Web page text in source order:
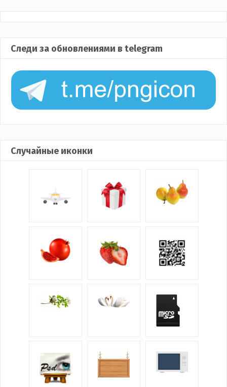
Следи за обновлениями в telegram
Случайные иконки